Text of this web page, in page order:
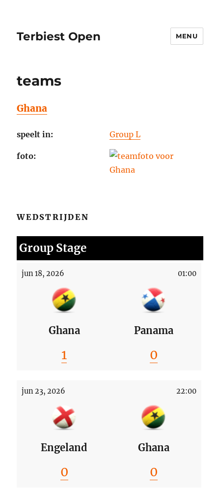
Terbiest Open MENU
teams
Ghana
speelt in: Group L
foto:
WEDSTRIJDEN
Group Stage
jun 18, 2026 01:00
Ghana Panama
1 0
jun 23, 2026 22:00
Engeland Ghana
0 0